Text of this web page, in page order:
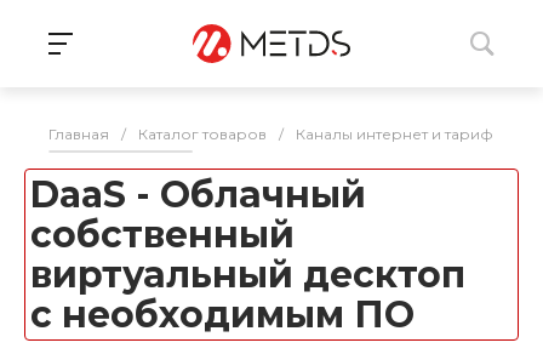
Главная / Каталог товаров / Каналы интернет и
DaaS - Облачный
собственный
виртуальный десктоп
с необходимым ПО